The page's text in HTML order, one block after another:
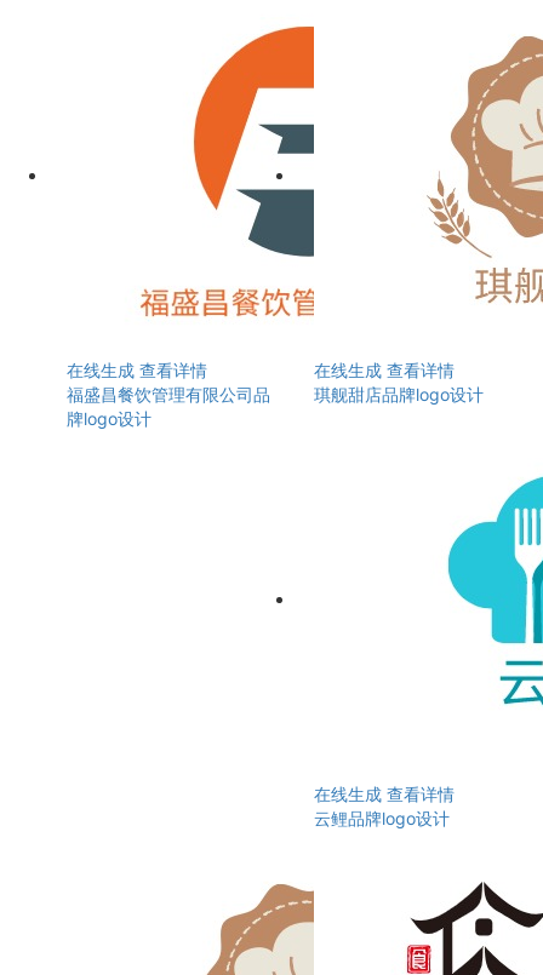
在线生成 查看详情
福盛昌餐饮管理有限公司品
牌logo设计
在线生成 查看详情
琪舰甜店品牌logo设计
在线生成 查看详情
云鲤品牌logo设计